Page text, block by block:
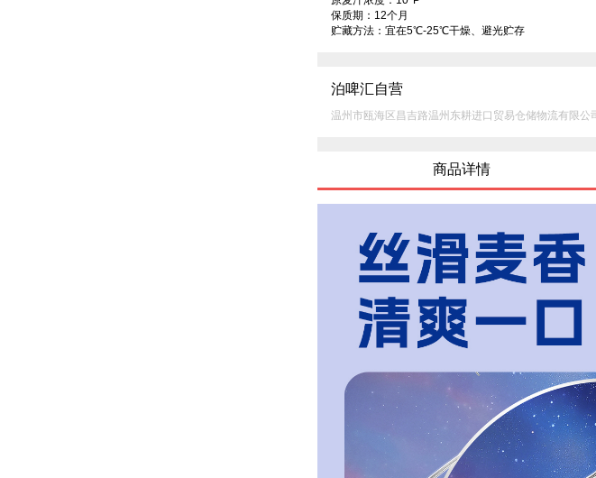
保质期：12个月
贮藏方法：宜在5℃-25℃干燥、避光贮存
泊啤汇自营
温州市瓯海区昌吉路温州东耕进口贸易仓储物流有限公
商品详情